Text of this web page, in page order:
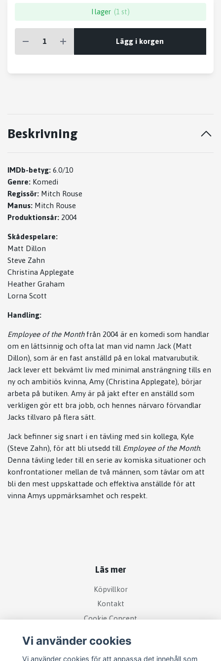
I lager (1 st)
Lägg i korgen
Beskrivning
IMDb-betyg: 6.0/10
Genre: Komedi
Regissör: Mitch Rouse
Manus: Mitch Rouse
Produktionsår: 2004
Skådespelare:
Matt Dillon
Steve Zahn
Christina Applegate
Heather Graham
Lorna Scott
Handling:
Employee of the Monthfrån 2004 är en komedi som handlar
om en lättsinnig och ofta lat man vid namn Jack (Matt
Dillon), som är en fast anställd på en lokal matvarubutik.
Jack lever ett bekvämt liv med minimal ansträngning tills en
ny och ambitiös kvinna, Amy (Christina Applegate), börjar
arbeta på butiken. Amy är på jakt efter en anställd som
verkligen gör ett bra jobb, och hennes närvaro förvandlar
Jacks tillvaro på flera sätt.
Jack befinner sig snart i en tävling med sin kollega, Kyle
(Steve Zahn), för att bli utsedd till Employee of the Month.
Denna tävling leder till en serie av komiska situationer och
konfrontationer mellan de två männen, som tävlar om att
bli den mest uppskattade och effektiva anställde för att
vinna Amys uppmärksamhet och respekt.
Läs mer
Köpvillkor
Kontakt
Cookie Concent
Vi använder cookies
Vi använder cookies för att anpassa det innehåll som